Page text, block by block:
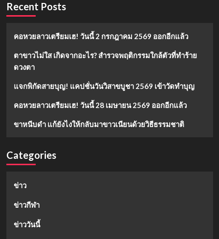
Recent Posts
คอหวยลาวเตรียมเฮ! วันนี้ 2 กรกฎาคม 2569 ออกอีกแล้ว
ตาขาวไม่ใส เกิดจากอะไร? สำรวจพฤติกรรมใกล้ตัวที่ทำร้าย
ดวงตา
แจกพิกัดสายบุญ! แคปชั่นวันวิสาขบูชา 2569 เข้าวัดทำบุญ
คอหวยลาวเตรียมเฮ! วันนี้ 28 เมษายน 2569 ออกอีกแล้ว
ขาหนีบดำ แก้ยังไงให้กลับมาขาวเนียนด้วยวิธีธรรมชาติ
Categories
ข่าว
ข่าวกีฬา
ข่าววันนี้